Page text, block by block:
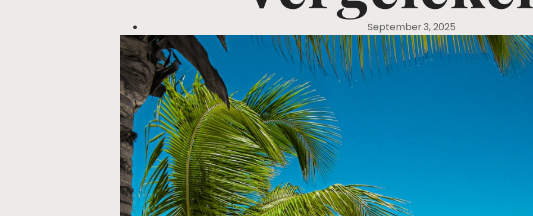
September 3, 2025